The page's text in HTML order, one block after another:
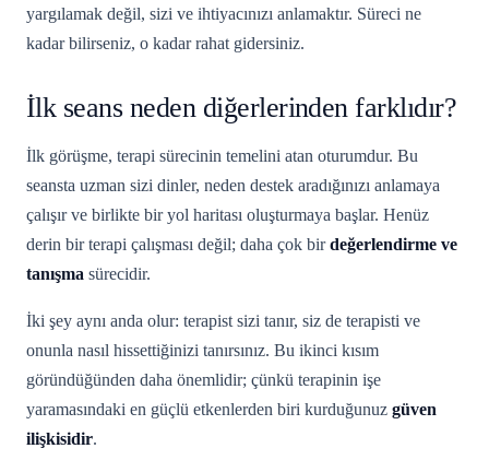
yargılamak değil, sizi ve ihtiyacınızı anlamaktır. Süreci ne
kadar bilirseniz, o kadar rahat gidersiniz.
İlk seans neden diğerlerinden farklıdır?
İlk görüşme, terapi sürecinin temelini atan oturumdur. Bu
seansta uzman sizi dinler, neden destek aradığınızı anlamaya
çalışır ve birlikte bir yol haritası oluşturmaya başlar. Henüz
derin bir terapi çalışması değil; daha çok birdeğerlendirme ve
tanışma sürecidir.
İki şey aynı anda olur: terapist sizi tanır, siz de terapisti ve
onunla nasıl hissettiğinizi tanırsınız. Bu ikinci kısım
göründüğünden daha önemlidir; çünkü terapinin işe
yaramasındaki en güçlü etkenlerden biri kurduğunuz güven
ilişkisidir.